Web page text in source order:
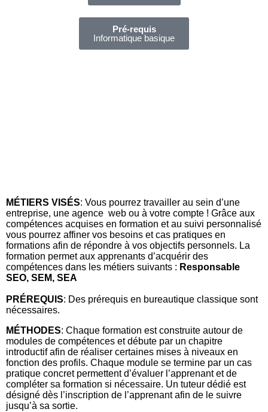
Pré-requis
Informatique basique
MÉTIERS VISÉS: Vous pourrez travailler au sein d’une
entreprise, une agence web ou à votre compte ! Grâce aux
compétences acquises en formation et au suivi personnalisé
vous pourrez affiner vos besoins et cas pratiques en
formations afin de répondre à vos objectifs personnels. La
formation permet aux apprenants d’acquérir des
compétences dans les métiers suivants : Responsable
SEO, SEM, SEA
PRÉREQUIS: Des prérequis en bureautique classique sont
nécessaires.
MÉTHODES: Chaque formation est construite autour de
modules de compétences et débute par un chapitre
introductif afin de réaliser certaines mises à niveaux en
fonction des profils. Chaque module se termine par un cas
pratique concret permettent d’évaluer l’apprenant et de
compléter sa formation si nécessaire. Un tuteur dédié est
désigné dès l’inscription de l’apprenant afin de le suivre
jusqu’à sa sortie.